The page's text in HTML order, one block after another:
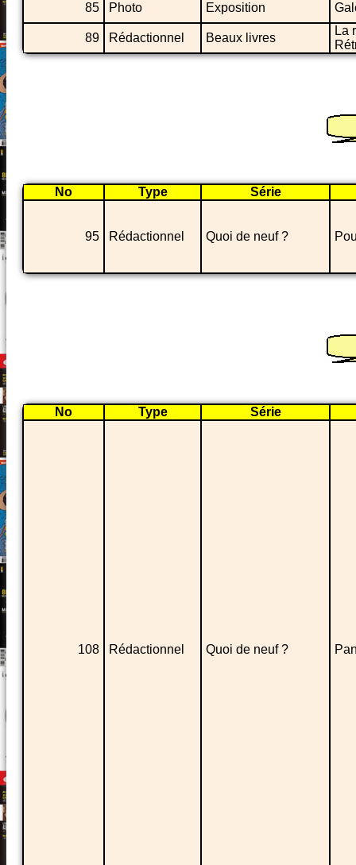
85
Photo Exposition
89 Rédactionnel Beaux livres
La
No Type Série
95 Rédactionnel Quoi de neuf ?
No Type Série
108 Rédactionnel Quoi de neuf ?